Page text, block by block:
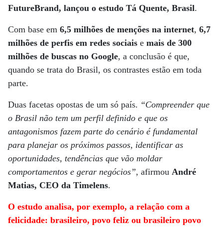
FutureBrand, lançou o estudo Tá Quente, Brasil.
Com base em 6,5 milhões de menções na internet, 6,7
milhões de perfis em redes sociais e mais de 300
milhões de buscas no Google, a conclusão é que,
quando se trata do Brasil, os contrastes estão em toda
parte.
Duas facetas opostas de um só país. “Compreender que
o Brasil não tem um perfil definido e que os
antagonismos fazem parte do cenário é fundamental
para planejar os próximos passos, identificar as
oportunidades, tendências que vão moldar
comportamentos e gerar negócios”, afirmou André
Matias, CEO da Timelens.
O estudo analisa, por exemplo, a relação com a
felicidade: brasileiro, povo feliz ou brasileiro povo